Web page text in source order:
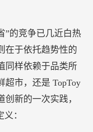
”的竞争已几近白热
在于依托趋势性的
同样依赖于品类所
超市，还是 TopToy
新的一次实践，
：